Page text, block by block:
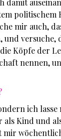
damit
politischem
mir auch,
versuche,
Köpfe der
nennen,
ich
Kind und